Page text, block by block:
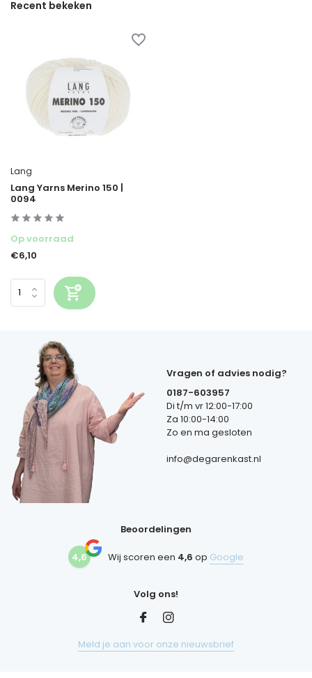
Recent bekeken
Lang
Lang Yarns Merino 150 |
0094
Op voorraad
€6,10
Vragen of advies nodig?
0187-603957
Di t/m vr 12:00-17:00
Za 10:00-14:00
Zo en ma gesloten
info@degarenkast.nl
Beoordelingen
4,6 Wij scoren een 4,6 op Google
Volg ons!
Meld je aan voor onze nieuwsbrief